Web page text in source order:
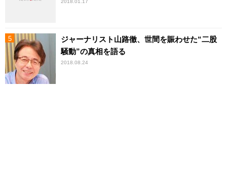
ジャーナリスト山路徹、世間を賑わせた“二股
騒動”の真相を語る
2018.08.24